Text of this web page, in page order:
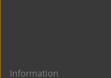
Information